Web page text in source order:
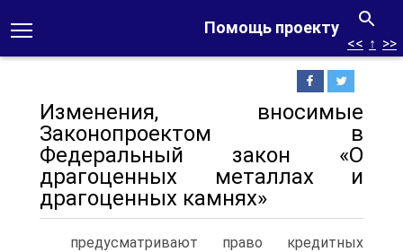
Помощь проекту
<< ↑ >>
Изменения, вносимые
Законопроектом в
Федеральный закон «О
драгоценных металлах и
драгоценных камнях»
предусматривают право кредитных